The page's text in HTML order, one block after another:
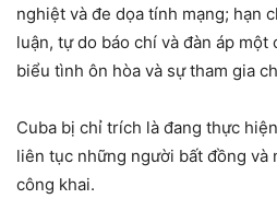
nghiệt và đe dọa tính mạng; hạn
luận, tự do báo chí và đàn áp một
biểu tình ôn hòa và sự tham gia
Cuba bị chỉ trích là đang thực
liên tục những người bất đồng và
công khai.